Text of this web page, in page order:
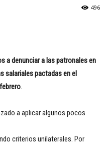
496
a denunciar a las patronales en
salariales pactadas en el
.
a aplicar algunos pocos
criterios unilaterales. Por